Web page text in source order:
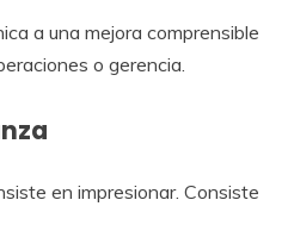
a una mejora comprensible
o gerencia.
en impresionar. Consiste